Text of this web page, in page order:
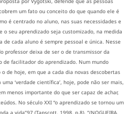
um fato ou conceito do que quando ele é
é centrado no aluno, nas suas necessidades e
o seu aprendizado seja customizado, na medida
de cada aluno é sempre pessoal e única. Nesse
professor deixa de ser o de transmissor da
de facilitador do aprendizado. Num mundo
de hoje, em que a cada dia novas descobertas
‘verdade científica’, hoje, pode não ser mais,
menos importante do que ser capaz de achar,
No século XXI “o aprendizado se tornou um
a vida”97 (Tapscott, 1998, p.8). ”(NOGUEIRA,